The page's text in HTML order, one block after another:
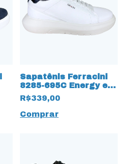
Sapatênis Ferracini
8285-695C Energy em
Couro Natural 17497
Branco
R$339,00
Comprar